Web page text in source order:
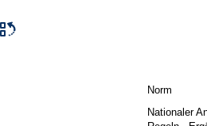
Norm
Nationaler